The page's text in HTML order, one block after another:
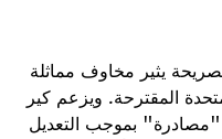
يثير مخاوف مماثلة
المتحدة المقترحة. ويزعم كير
"مصادرة" بموجب التعديل